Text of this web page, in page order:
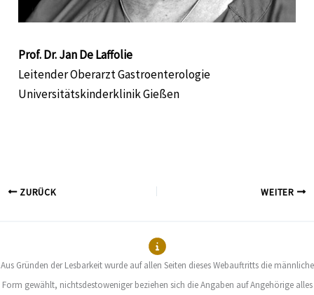
Prof. Dr. Jan De Laffolie
Leitender Oberarzt Gastroenterologie
Universitätskinderklinik Gießen
ZURÜCK WEITER
Aus Gründen der Lesbarkeit wurde auf allen Seiten dieses Webauftritts die männliche
Form gewählt, nichtsdestoweniger beziehen sich die Angaben auf Angehörige alles